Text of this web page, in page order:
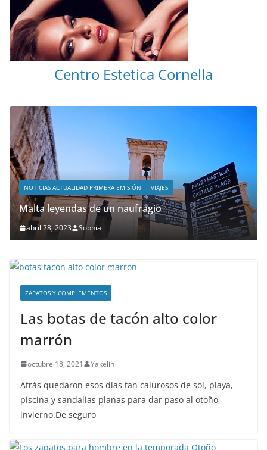
Centro Estetica Cornella
NOTICIAS ACTUALIDAD PRIMERA EMISIÓN VIAJES
Malta leyendas de un naufragio
abril 28, 2023 Sophia
ZAPATOS Y COMPLEMENTOS
Las botas de tacón alto color
marrón
octubre 18, 2021 Yakelin
Atrás quedaron esos días tan calurosos de sol, playa,
piscina y sandalias planas para dar paso al otoño-
invierno.De seguro